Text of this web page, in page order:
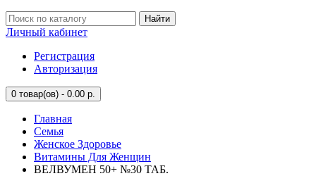
Найти
Личный кабинет
Регистрация
Авторизация
0 товар(ов) - 0.00 р.
Главная
Семья
Женское Здоровье
Витамины Для Женщин
ВЕЛВУМЕН 50+ №30 ТАБ.